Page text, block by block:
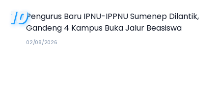
10Pengurus Baru IPNU-IPPNU Sumenep Dilantik,
Gandeng 4 Kampus Buka Jalur Beasiswa
02/08/2026